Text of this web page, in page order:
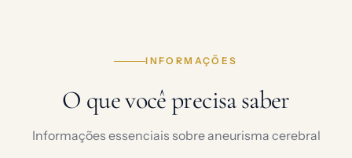
INFORMAÇÕES
O que você precisa saber
Informações essenciais sobre aneurisma cerebral